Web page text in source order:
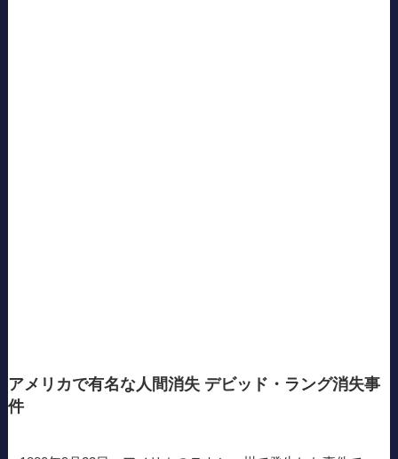
アメリカで有名な人間消失 デビッド・ラング消失事
件